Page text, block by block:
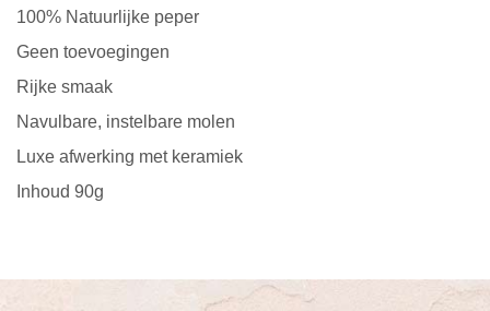
100% Natuurlijke peper
Geen toevoegingen
Rijke smaak
Navulbare, instelbare molen
Luxe afwerking met keramiek
Inhoud 90g